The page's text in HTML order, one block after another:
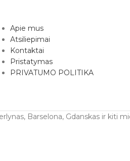
Apie mus
Atsiliepimai
Kontaktai
Pristatymas
PRIVATUMO POLITIKA
Barselona, Gdanskas ir kiti